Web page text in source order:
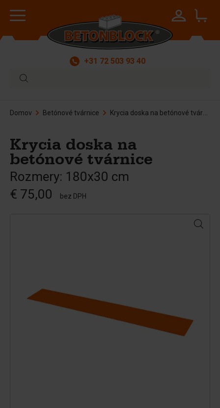
+31 72 503 93 40
Domov Betónové tvárnice Krycia doska na betónové tvárnice
Krycia doska na
betónové tvárnice
Rozmery: 180x30 cm
€ 75,00
bez DPH